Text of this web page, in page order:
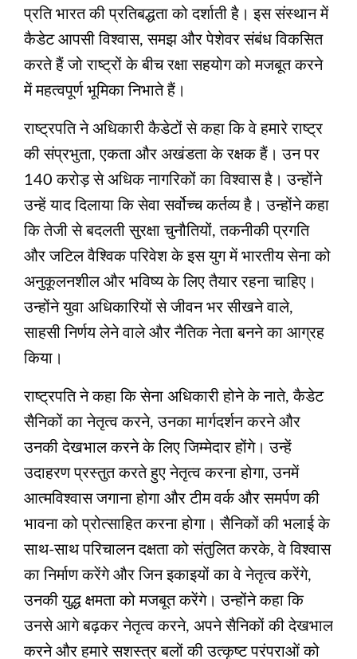
प्रति भारत की प्रतिबद्धता को दर्शाती है। इस संस्थान में
कैडेट आपसी विश्वास, समझ और पेशेवर संबंध विकसित
करते हैं जो राष्ट्रों के बीच रक्षा सहयोग को मजबूत करने
में महत्वपूर्ण भूमिका निभाते हैं।
राष्ट्रपति ने अधिकारी कैडेटों से कहा कि वे हमारे राष्ट्र
की संप्रभुता, एकता और अखंडता के रक्षक हैं। उन पर
140 करोड़ से अधिक नागरिकों का विश्वास है। उन्होंने
उन्हें याद दिलाया कि सेवा सर्वोच्च कर्तव्य है। उन्होंने कहा
कि तेजी से बदलती सुरक्षा चुनौतियों, तकनीकी प्रगति
और जटिल वैश्विक परिवेश के इस युग में भारतीय सेना को
अनुकूलनशील और भविष्य के लिए तैयार रहना चाहिए।
उन्होंने युवा अधिकारियों से जीवन भर सीखने वाले,
साहसी निर्णय लेने वाले और नैतिक नेता बनने का आग्रह
किया।
राष्ट्रपति ने कहा कि सेना अधिकारी होने के नाते, कैडेट
सैनिकों का नेतृत्व करने, उनका मार्गदर्शन करने और
उनकी देखभाल करने के लिए जिम्मेदार होंगे। उन्हें
उदाहरण प्रस्तुत करते हुए नेतृत्व करना होगा, उनमें
आत्मविश्वास जगाना होगा और टीम वर्क और समर्पण की
भावना को प्रोत्साहित करना होगा। सैनिकों की भलाई के
साथ-साथ परिचालन दक्षता को संतुलित करके, वे विश्वास
का निर्माण करेंगे और जिन इकाइयों का वे नेतृत्व करेंगे,
उनकी युद्ध क्षमता को मजबूत करेंगे। उन्होंने कहा कि
उनसे आगे बढ़कर नेतृत्व करने, अपने सैनिकों की देखभाल
करने और हमारे सशस्त्र बलों की उत्कृष्ट परंपराओं को